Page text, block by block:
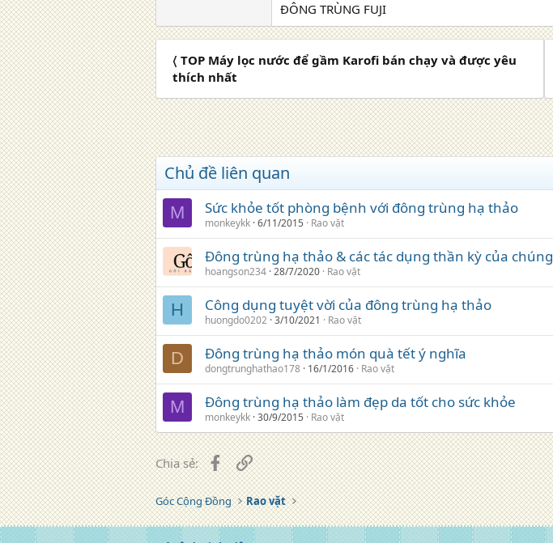
ĐÔNG TRÙNG FUJI
〈 TOP Máy lọc nước để gầm Karofi bán chạy và được yêu
thích nhất
Chủ đề liên quan
M Sức khỏe tốt phòng bệnh với đông trùng hạ thảo
monkeykk 6/11/2015 Rao vặt
Đông trùng hạ thảo & các tác dụng thần kỳ của chúng
hoangson234 28/7/2020 Rao vặt
H Công dụng tuyệt vời của đông trùng hạ thảo
huongdo0202 3/10/2021 Rao vặt
D Đông trùng hạ thảo món quà tết ý nghĩa
dongtrunghathao178 16/1/2016 Rao vặt
M Đông trùng hạ thảo làm đẹp da tốt cho sức khỏe
monkeykk 30/9/2015 Rao vặt
Chia sẻ: Facebook
Liên kết
Góc Cộng Đồng Rao vặt